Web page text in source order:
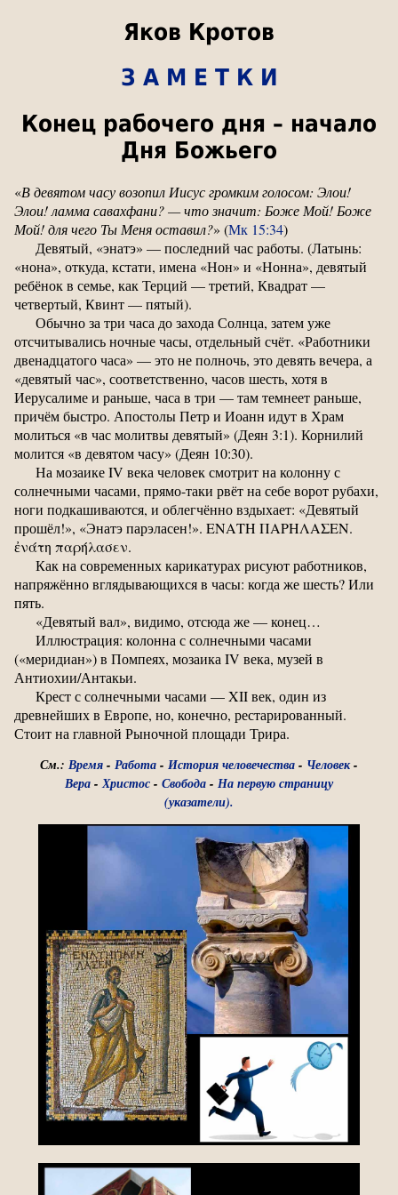
Яков Кротов
З А М Е Т К И
Конец рабочего дня – начало
Дня Божьего
«В девятом часу возопил Иисус громким голосом: Элои!
Элои! ламма савахфани? — что значит: Боже Мой! Боже
Мой! для чего Ты Меня оставил?» (Мк 15:34)
Девятый, «энатэ» — последний час работы. (Латынь:
«нона», откуда, кстати, имена «Нон» и «Нонна», девятый
ребёнок в семье, как Терций — третий, Квадрат —
четвертый, Квинт — пятый).
Обычно за три часа до захода Солнца, затем уже
отсчитывались ночные часы, отдельный счёт. «Работники
двенадцатого часа» — это не полночь, это девять вечера, а
«девятый час», соответственно, часов шесть, хотя в
Иерусалиме и раньше, часа в три — там темнеет раньше,
причём быстро. Апостолы Петр и Иоанн идут в Храм
молиться «в час молитвы девятый» (Деян 3:1). Корнилий
молится «в девятом часу» (Деян 10:30).
На мозаике IV века человек смотрит на колонну с
солнечными часами, прямо-таки рвёт на себе ворот рубахи,
ноги подкашиваются, и облегчённо вздыхает: «Девятый
прошёл!», «Энатэ парэласен!». ΕΝΑΤΗ ΠΑΡΗΛΑΣΕΝ.
ἐνάτη παρήλασεν.
Как на современных карикатурах рисуют работников,
напряжённо вглядывающихся в часы: когда же шесть? Или
пять.
«Девятый вал», видимо, отсюда же — конец…
Иллюстрация: колонна с солнечными часами
(«меридиан») в Помпеях, мозаика IV века, музей в
Антиохии/Антакьи.
Крест с солнечными часами — XII век, один из
древнейших в Европе, но, конечно, рестарированный.
Стоит на главной Рыночной площади Трира.
См.: Время- Работа- История человечества- Человек-
Вера-Христос- Свобода- На первую страницу
(указатели).